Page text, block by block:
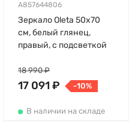
A857644806
Зеркало Oleta 50х70
см, белый глянец,
правый, с подсветкой
17 091 ₽
18 990 ₽
-10%
В наличии на складе